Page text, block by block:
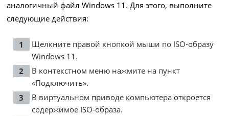
аналогичный файл Windows 11. Для этого, выполните
следующие действия:
Щелкните правой кнопкой мыши по ISO-образу
Windows 11.
В контекстном меню нажмите на пункт
«Подключить».
В виртуальном приводе компьютера откроется
содержимое ISO-образа.